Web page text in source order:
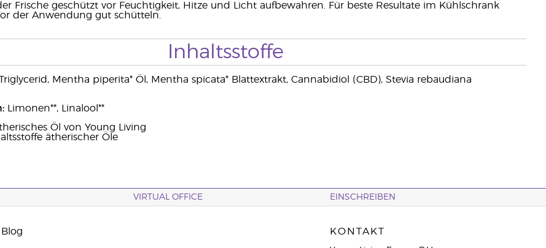
Frische geschützt vor Feuchtigkeit, Hitze und Licht aufbewahren. Für beste Resultate im Kühlschrank
der Anwendung gut schütteln.
Inhaltsstoffe
Mentha piperita* Öl, Mentha spicata* Blattextrakt, Cannabidiol (CBD), Stevia rebaudiana
Limonen**, Linalool**
Öl von Young Living
ätherischer Öle
VIRTUAL OFFICE EINSCHREIBEN
KONTAKT